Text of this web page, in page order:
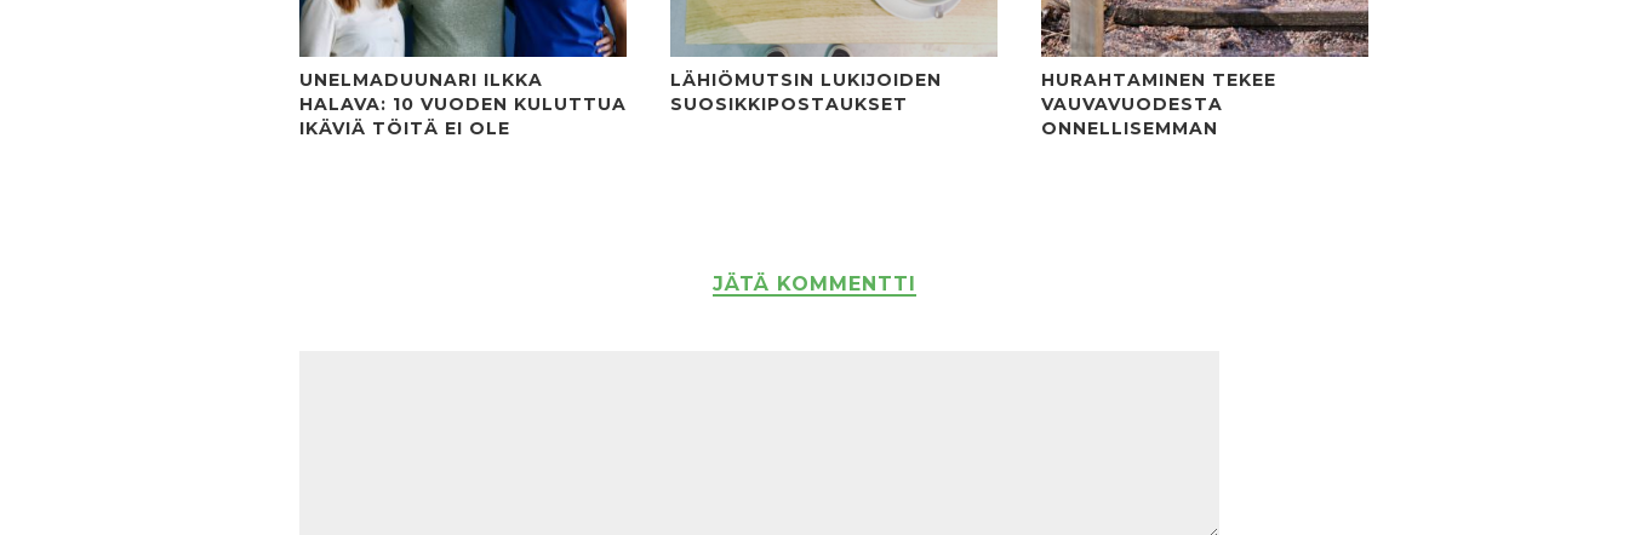
UNELMADUUNARI ILKKA
HALAVA: 10 VUODEN KULUTTUA
IKÄVIÄ TÖITÄ EI OLE
LÄHIÖMUTSIN LUKIJOIDEN
SUOSIKKIPOSTAUKSET
HURAHTAMINEN TEKEE
VAUVAVUODESTA
ONNELLISEMMAN
JÄTÄ KOMMENTTI